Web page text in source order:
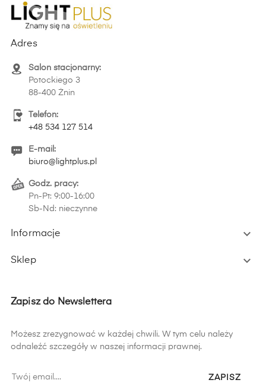
Adres
Salon stacjonarny:
Potockiego 3
88-400 Żnin
Telefon:
+48 534 127 514
E-mail:
biuro@lightplus.pl
Godz. pracy:
Pn-Pt: 9:00-16:00
Sb-Nd: nieczynne
Informacje 
Sklep 
Zapisz do Newslettera
Możesz zrezygnować w każdej chwili. W tym celu należy
odnaleźć szczegóły w naszej informacji prawnej.
ZAPISZ